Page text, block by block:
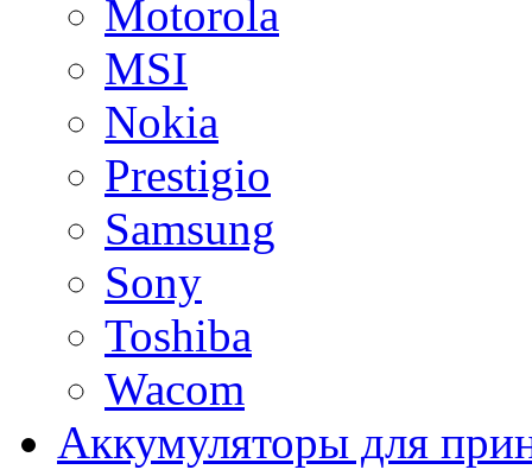
Motorola
MSI
Nokia
Prestigio
Samsung
Sony
Toshiba
Wacom
Аккумуляторы для